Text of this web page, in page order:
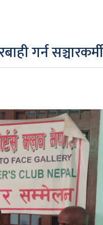
गर्न